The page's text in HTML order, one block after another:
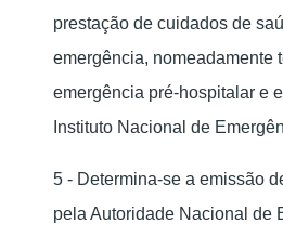
prestação de cuidados de
emergência, nomeadamente
emergência pré-hospitalar e
Instituto Nacional de
5 - Determina-se a emissão
pela Autoridade Nacional de